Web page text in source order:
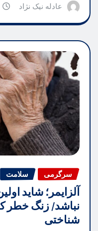
عادله نیک نژاد
سرگرمی سلامت
آلزایمر؛ شاید
نباشد/ زنگ خطر
شناختی